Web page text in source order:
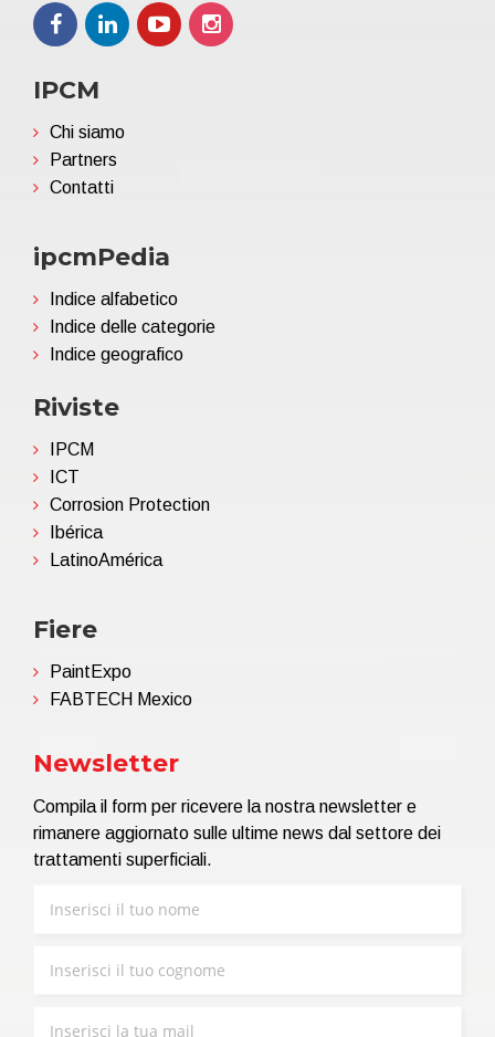
IPCM
Chi siamo
Partners
Contatti
ipcmPedia
Indice alfabetico
Indice delle categorie
Indice geografico
Riviste
IPCM
ICT
Corrosion Protection
Ibérica
LatinoAmérica
Fiere
PaintExpo
FABTECH Mexico
Newsletter
Compila il form per ricevere la nostra newsletter e
rimanere aggiornato sulle ultime news dal settore dei
trattamenti superficiali.